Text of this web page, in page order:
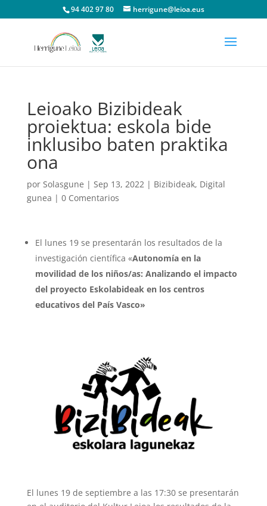
94 402 97 80 herrigune@leioa.eus
Leioako Bizibideak
proiektua: eskola bide
inklusibo baten praktika
ona
por Solasgune | Sep 13, 2022| Bizibideak, Digital
gunea | 0 Comentarios
El lunes 19 se presentarán los resultados de la
investigación científica «Autonomía en la
movilidad de los niños/as: Analizando el impacto
del proyecto Eskolabideak en los centros
educativos del País Vasco»
El lunes 19 de septiembre a las 17:30 se presentarán